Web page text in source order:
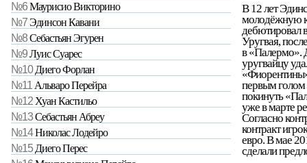
№6Маурисио Викторино
№7Эдинсон Кавани
№8Себастьян Эгурен
№9Луис Суарес
№10 Диего Форлан
№11 Альваро Перейра
№12 Хуан Кастильо
№13Себастьян Абреу
№14Николас Лодейро
№15 Диего Перес
В 12 лет
молодёжную
дебютировал
Уругвая,
в «Палермо».
уругвайцу
«Фиорентины»
первым голом
покинуть
уже в марте
Согласно
контракт
евро. В мае
сделали